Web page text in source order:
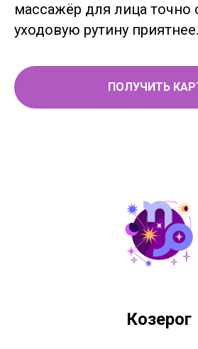
массажёр для лица точно
уходовую рутину приятнее.
ПОЛУЧИТЬ
Козерог